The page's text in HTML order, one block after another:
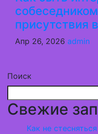
присутствия
Апр 26, 2026 admin
Поиск
Свежие
Как не